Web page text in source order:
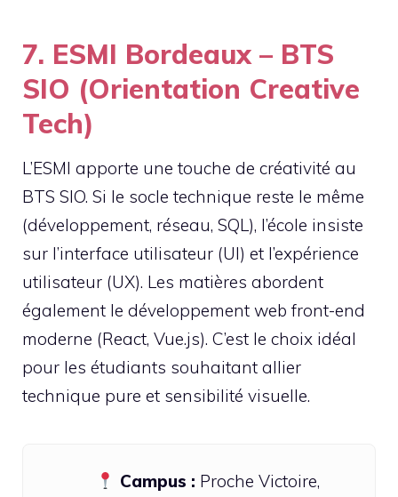
7. ESMI Bordeaux – BTS
SIO (Orientation Creative
Tech)
L’ESMI apporte une touche de créativité au
BTS SIO. Si le socle technique reste le même
(développement, réseau, SQL), l’école insiste
sur l’interface utilisateur (UI) et l’expérience
utilisateur (UX). Les matières abordent
également le développement web front-end
moderne (React, Vue.js). C’est le choix idéal
pour les étudiants souhaitant allier
technique pure et sensibilité visuelle.
Campus : Proche Victoire,